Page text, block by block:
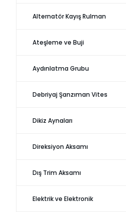
Alternatör Kayış Rulman
Ateşleme ve Buji
Aydınlatma Grubu
Debriyaj Şanzıman Vites
Dikiz Aynaları
Direksiyon Aksamı
Dış Trim Aksamı
Elektrik ve Elektronik